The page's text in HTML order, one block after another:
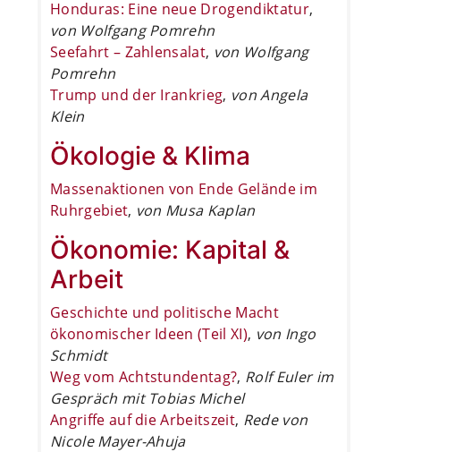
Honduras: Eine neue Drogendiktatur,
von Wolfgang Pomrehn
Seefahrt – Zahlensalat, von Wolfgang
Pomrehn
Trump und der Irankrieg, von Angela
Klein
Ökologie & Klima
Massenaktionen von Ende Gelände im
Ruhrgebiet, von Musa Kaplan
Ökonomie: Kapital &
Arbeit
Geschichte und politische Macht
ökonomischer Ideen (Teil XI), von Ingo
Schmidt
Weg vom Achtstundentag?, Rolf Euler im
Gespräch mit Tobias Michel
Angriffe auf die Arbeitszeit, Rede von
Nicole Mayer-Ahuja